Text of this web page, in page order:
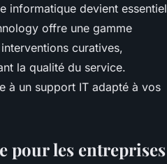
informatique devient essentiel
offre une gamme
curatives,
la qualité du service.
à un support IT adapté à vos
pour les entreprises